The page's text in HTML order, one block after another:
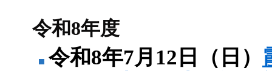
令和8年度
令和8年7月12日（日）